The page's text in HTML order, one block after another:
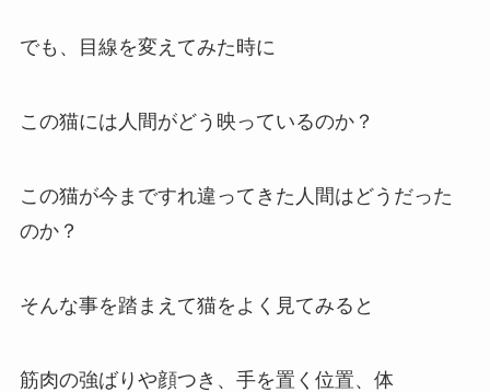
でも、目線を変えてみた時に
この猫には人間がどう映っているのか？
この猫が今まですれ違ってきた人間はどうだった
のか？
そんな事を踏まえて猫をよく見てみると
筋肉の強ばりや顔つき、手を置く位置、体